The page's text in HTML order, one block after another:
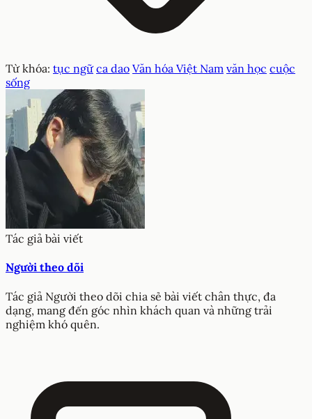
Từ khóa: tục ngữ ca dao Văn hóa Việt Nam văn học cuộc
sống
Tác giả bài viết
Người theo dõi
Tác giả Người theo dõi chia sẻ bài viết chân thực, đa
dạng, mang đến góc nhìn khách quan và những trải
nghiệm khó quên.